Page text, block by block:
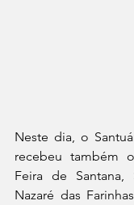
Neste dia, o
recebeu também
Feira de Santana,
Nazaré das